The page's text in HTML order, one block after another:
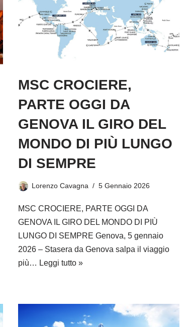
MSC CROCIERE,
PARTE OGGI DA
GENOVA IL GIRO DEL
MONDO DI PIÙ LUNGO
DI SEMPRE
Lorenzo Cavagna 5 Gennaio 2026
MSC CROCIERE, PARTE OGGI DA
GENOVA IL GIRO DEL MONDO DI PIÙ
LUNGO DI SEMPRE Genova, 5 gennaio
2026 – Stasera da Genova salpa il viaggio
più… Leggi tutto »